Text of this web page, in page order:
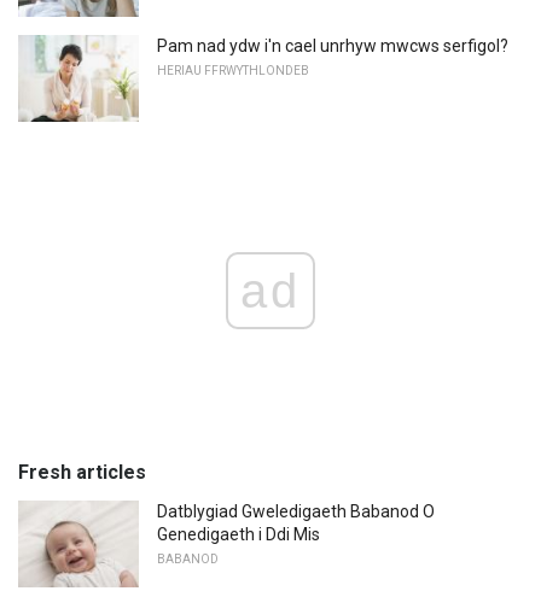
Pam nad ydw i'n cael unrhyw mwcws serfigol?
HERIAU FFRWYTHLONDEB
ad
Fresh articles
Datblygiad Gweledigaeth Babanod O
Genedigaeth i Ddi Mis
BABANOD